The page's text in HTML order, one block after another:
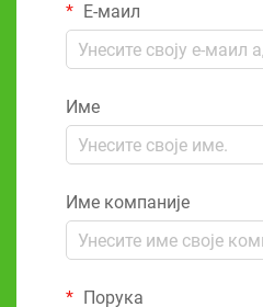
Е-маил
Име
Име компаније
Порука